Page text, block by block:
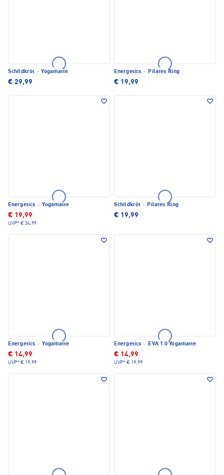
Schildkröt · Yogamatte
€ 29,99
Energetics · Pilates Ring
€ 19,99
Energetics · Yogamatte
€ 19,99
UVP* € 34,99
Schildkröt · Pilates Ring
€ 19,99
Energetics · Yogamatte
€ 14,99
UVP* € 19,99
Energetics · EVA 1.0 Yogamatte
€ 14,99
UVP* € 19,99